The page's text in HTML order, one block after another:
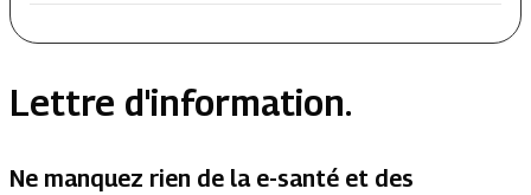
Lettre d'information.
Ne manquez rien de la e-santé et des